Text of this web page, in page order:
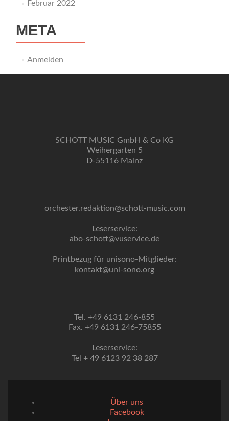
Februar 2022
META
Anmelden
SCHOTT MUSIC GmbH & Co KG
Weihergarten 5
D-55116 Mainz
orchester.redaktion@schott-music.com
Leserservice:
abo-schott@vuservice.de
Printbezug für unisono-Mitglieder:
kontakt@uni-sono.org
Tel. +49 6131 246-855
Fax. +49 6131 246-75855
Leserservice:
Tel + 49 6123 92 38 287
Über uns
Facebook